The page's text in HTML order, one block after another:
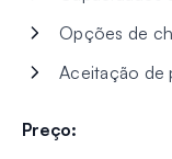
Opções de
Aceitação de
Preço: